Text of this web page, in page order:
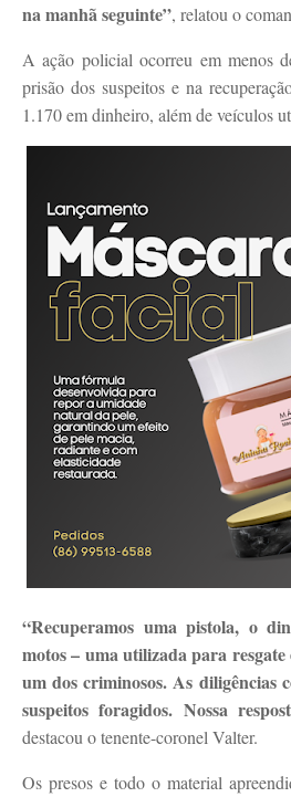
na manhã seguinte”, relatou o
A ação policial ocorreu em menos
prisão dos suspeitos e na
1.170 em dinheiro, além de veículos
“Recuperamos uma pistola, o
motos – uma utilizada para
um dos criminosos. As diligências
suspeitos foragidos. Nossa
destacou o tenente-coronel Valter.
Os presos e todo o material